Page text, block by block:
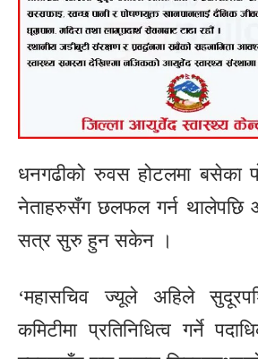
धनगढीको रुवस होटलमा बसेका
नेताहरुसँग छलफल गर्न थालेपछि
सत्र सुरु हुन सकेन ।
‘महासचिव ज्यूले अहिले
कमिटीमा प्रतिनिधित्व गर्ने